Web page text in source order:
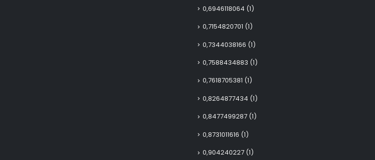
0,6946118064 (1)
0,7154820701 (1)
0,7344038166 (1)
0,7588434883 (1)
0,7618705381 (1)
0,8264877434 (1)
0,8477499287 (1)
0,8731011616 (1)
0,904240227 (1)